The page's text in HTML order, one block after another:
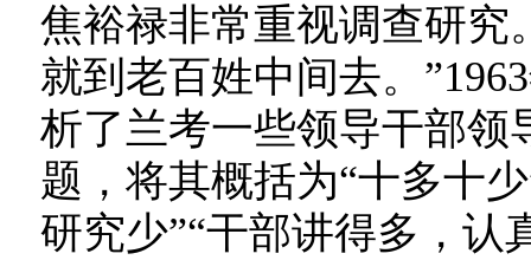
焦裕禄非常重视调查研究
就到老百姓中间去。
析了兰考一些领导干部领
题，将其概括为“十多十
研究少”“干部讲得多，认